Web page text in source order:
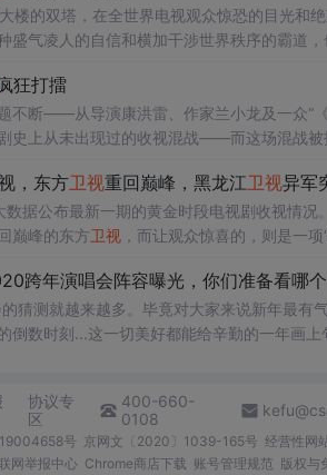
楼的双塔，在全世界电视观众惊恐的目光和
盛气凌人的自信和横加干涉世界秩序的霸道
狂打擂
不断——从导演康洪雷、作家兰小龙及一众“
史上从未出现过的收视混战——而这场混战被
，东方卫视重回巅峰，黑龙江卫视异军
据公布最新一期的黄金时段电视剧收视情
巅峰的东方卫视，而让观众惊喜的，则是一项
跨年演唱会阵容曝光，你们准备看哪个
猜测就越来越多。毕竟对大家来说新年最有
倒数时刻...这一切美好都能给辛勤的一年画
协议专
区
400-660-
0108
号 京网文〔2020〕1039-165号 经营性网
网举报中心 Chrome商店下载 账号管理规范 版权与